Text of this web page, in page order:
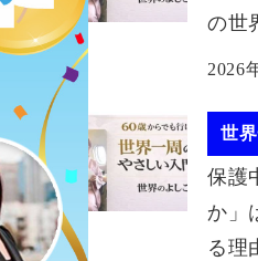
の世
2026
世
保護
か」
る理